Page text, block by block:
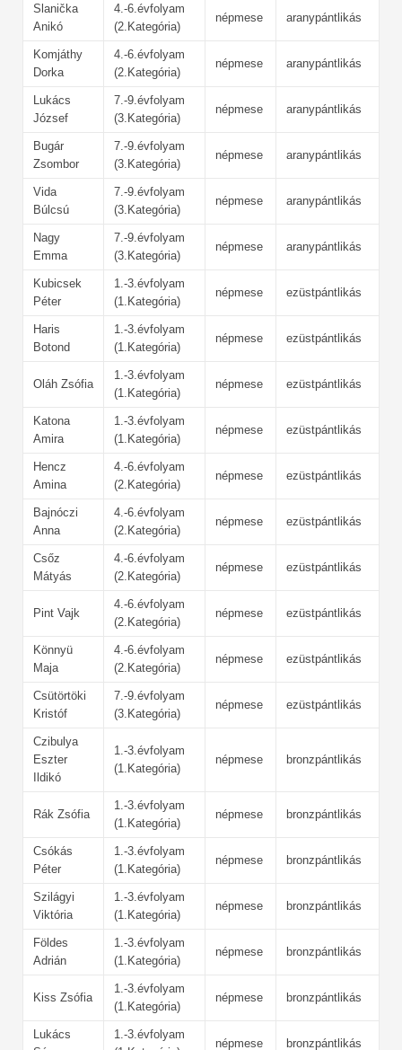
Slanička
Anikó
4.-6.évfolyam
(2.Kategória)
népmese aranypántlikás
Komjáthy
Dorka
4.-6.évfolyam
(2.Kategória)
népmese aranypántlikás
Lukács
József
7.-9.évfolyam
(3.Kategória)
népmese aranypántlikás
Bugár
Zsombor
7.-9.évfolyam
(3.Kategória)
népmese aranypántlikás
Vida
Búlcsú
7.-9.évfolyam
(3.Kategória)
népmese aranypántlikás
Nagy
Emma
7.-9.évfolyam
(3.Kategória)
népmese aranypántlikás
Kubicsek
Péter
1.-3.évfolyam
(1.Kategória)
népmese ezüstpántlikás
Haris
Botond
1.-3.évfolyam
(1.Kategória)
népmese ezüstpántlikás
Oláh Zsófia
1.-3.évfolyam
(1.Kategória)
népmese ezüstpántlikás
Katona
Amira
1.-3.évfolyam
(1.Kategória)
népmese ezüstpántlikás
Hencz
Amina
4.-6.évfolyam
(2.Kategória)
népmese ezüstpántlikás
Bajnóczi
Anna
4.-6.évfolyam
(2.Kategória)
népmese ezüstpántlikás
Csőz
Mátyás
4.-6.évfolyam
(2.Kategória)
népmese ezüstpántlikás
Pint Vajk
4.-6.évfolyam
(2.Kategória)
népmese ezüstpántlikás
Könnyü
Maja
4.-6.évfolyam
(2.Kategória)
népmese ezüstpántlikás
Csütörtöki
Kristóf
7.-9.évfolyam
(3.Kategória)
népmese ezüstpántlikás
Czibulya
Eszter
Ildikó
1.-3.évfolyam
(1.Kategória)
népmese bronzpántlikás
Rák Zsófia
1.-3.évfolyam
(1.Kategória)
népmese bronzpántlikás
Csókás
Péter
1.-3.évfolyam
(1.Kategória)
népmese bronzpántlikás
Szilágyi
Viktória
1.-3.évfolyam
(1.Kategória)
népmese bronzpántlikás
Földes
Adrián
1.-3.évfolyam
(1.Kategória)
népmese bronzpántlikás
Kiss Zsófia
1.-3.évfolyam
(1.Kategória)
népmese bronzpántlikás
Lukács
1.-3.évfolyam
népmese bronzpántlikás